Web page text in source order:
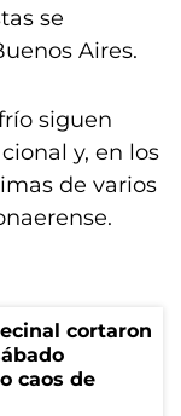
se
Aires.
siguen
y, en los
de varios
cortaron
caos de